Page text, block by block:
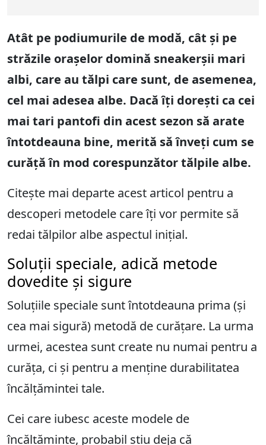
Atât pe podiumurile de modă, cât și pe
străzile orașelor domină sneakerșii mari
albi, care au tălpi care sunt, de asemenea,
cel mai adesea albe. Dacă îți dorești ca cei
mai tari pantofi din acest sezon să arate
întotdeauna bine, merită să înveți cum se
curăță în mod corespunzător tălpile albe.
Citește mai departe acest articol pentru a
descoperi metodele care îți vor permite să
redai tălpilor albe aspectul inițial.
Soluții speciale, adică metode
dovedite și sigure
Soluțiile speciale sunt întotdeauna prima (și
cea mai sigură) metodă de curățare. La urma
urmei, acestea sunt create nu numai pentru a
curăța, ci și pentru a menține durabilitatea
încălțămintei tale.
Cei care iubesc aceste modele de
încălțăminte, probabil știu deja că